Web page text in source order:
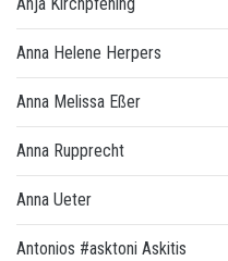
Anna Helene Herpers
Anna Melissa Eßer
Anna Rupprecht
Anna Ueter
Antonios #asktoni Askitis